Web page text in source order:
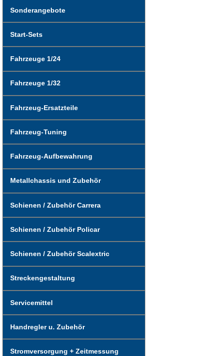
Sonderangebote
Start-Sets
Fahrzeuge 1/24
Fahrzeuge 1/32
Fahrzeug-Ersatzteile
Fahrzeug-Tuning
Fahrzeug-Aufbewahrung
Metallchassis und Zubehör
Schienen / Zubehör Carrera
Schienen / Zubehör Policar
Schienen / Zubehör Scalextric
Streckengestaltung
Servicemittel
Handregler u. Zubehör
Stromversorgung + Zeitmessung